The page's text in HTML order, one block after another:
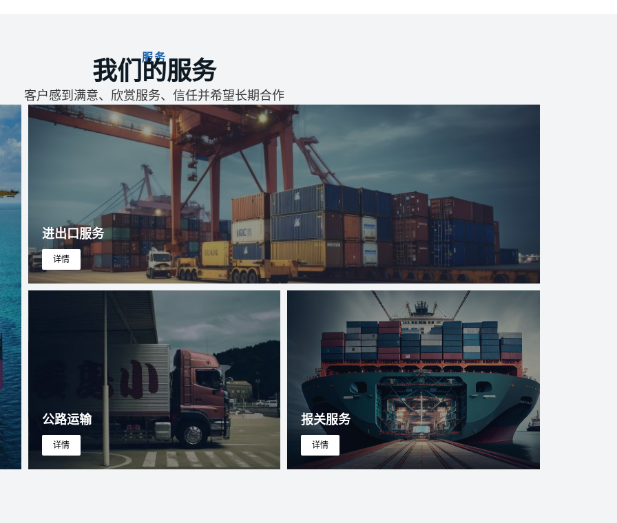
服务
我们的服务
客户感到满意、欣赏服务、信任并希望长期合作
进出口服务
详情
公路运输
详情
报关服务
详情